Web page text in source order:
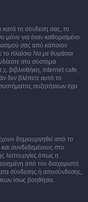
κατά τη σύνδεση σας, το
μόνο για έναν καθορισμένο
σας από κάποιον
το πλαίσιο Να με θυμάσαι
στο σύστημα
βιβλιοθήκη, internet cafe,
δεν βλέπετε αυτό το
συζητήσεων έχει
δημιουργηθεί από το
συνδεδεμένους στο
λειτουργίες όπως η
από τον διαχειριστή
σύνδεσης ή αποσύνδεσης,
ίσως βοηθήσει.